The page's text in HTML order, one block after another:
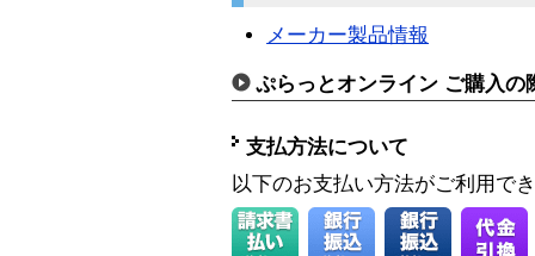
メーカー製品情報
ぷらっとオンライン ご購入の
支払方法について
以下のお支払い方法がご利用で